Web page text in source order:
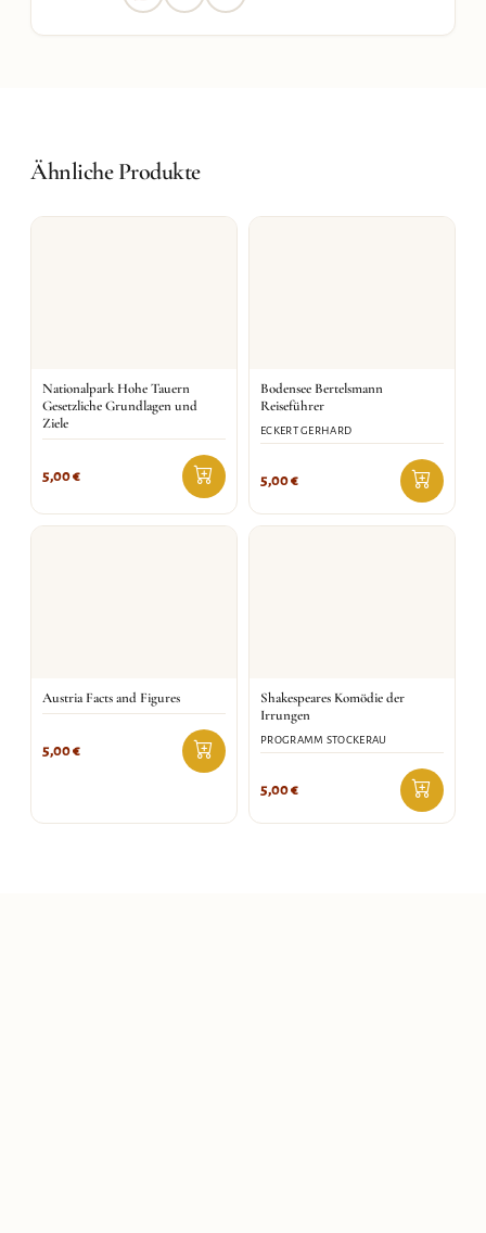
Ähnliche Produkte
Nationalpark Hohe Tauern
Gesetzliche Grundlagen und
Ziele
5,00€
Bodensee Bertelsmann
Reiseführer
ECKERT GERHARD
5,00€
Austria Facts and Figures
5,00€
Shakespeares Komödie der
Irrungen
PROGRAMM STOCKERAU
5,00€